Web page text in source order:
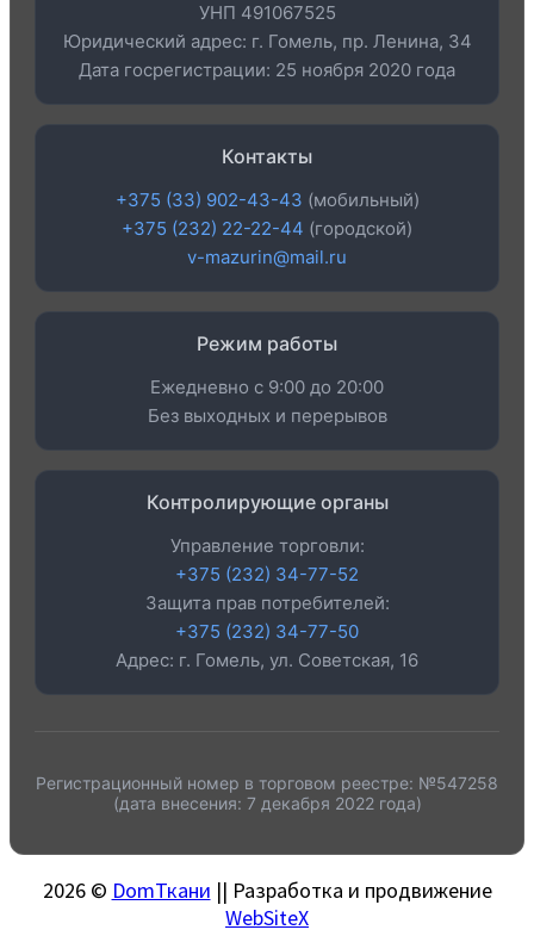
УНП 491067525
Юридический адрес: г. Гомель, пр. Ленина, 34
Дата госрегистрации: 25 ноября 2020 года
Контакты
+375 (33) 902-43-43 (мобильный)
+375 (232) 22-22-44 (городской)
v-mazurin@mail.ru
Режим работы
Ежедневно с 9:00 до 20:00
Без выходных и перерывов
Контролирующие органы
Управление торговли:
+375 (232) 34-77-52
Защита прав потребителей:
+375 (232) 34-77-50
Адрес: г. Гомель, ул. Советская, 16
Регистрационный номер в торговом реестре: №547258
(дата внесения: 7 декабря 2022 года)
2026 © DomТкани || Разработка и продвижение
WebSiteX